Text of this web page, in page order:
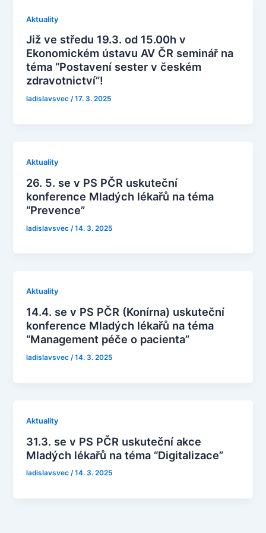
Aktuality
Již ve středu 19.3. od 15.00h v
Ekonomickém ústavu AV ČR seminář na
téma “Postavení sester v českém
zdravotnictví”!
ladislavsvec/17. 3. 2025
Aktuality
26. 5. se v PS PČR uskuteční
konference Mladých lékařů na téma
“Prevence”
ladislavsvec /14. 3. 2025
Aktuality
14.4. se v PS PČR (Konírna) uskuteční
konference Mladých lékařů na téma
“Management péče o pacienta”
ladislavsvec/14. 3. 2025
Aktuality
31.3. se v PS PČR uskuteční akce
Mladých lékařů na téma “Digitalizace”
ladislavsvec/14. 3. 2025